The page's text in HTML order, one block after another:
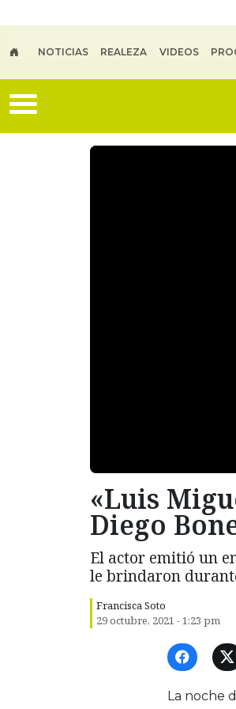
NOTICIAS REALEZA VIDEOS
«Luis
Diego
El actor emitió un
le brindaron
Francisca Soto
29 octubre, 2021 - 1:23 pm
La noche